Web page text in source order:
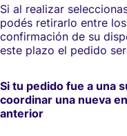
Si al realizar
podés retirarlo entre
confirmación de su
este plazo el pedido
Si tu pedido fue a una
coordinar una nueva
anterior